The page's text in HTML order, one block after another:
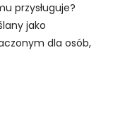
przysługuje?
jako
dla osób,